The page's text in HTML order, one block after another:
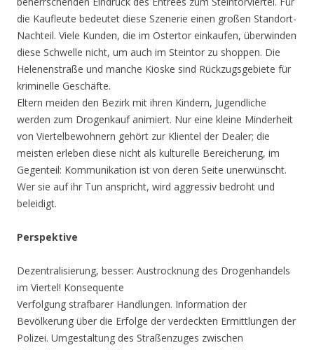
die Kaufleute bedeutet diese Szenerie einen großen Standort-
Nachteil. Viele Kunden, die im Ostertor einkaufen, überwinden
diese Schwelle nicht, um auch im Steintor zu shoppen. Die
Helenenstraße und manche Kioske sind Rückzugsgebiete für
kriminelle Geschäfte.
Eltern meiden den Bezirk mit ihren Kindern, Jugendliche
werden zum Drogenkauf animiert. Nur eine kleine Minderheit
von Viertelbewohnern gehört zur Klientel der Dealer; die
meisten erleben diese nicht als kulturelle Bereicherung, im
Gegenteil: Kommunikation ist von deren Seite unerwünscht.
Wer sie auf ihr Tun anspricht, wird aggressiv bedroht und
beleidigt.
Perspektive
Dezentralisierung, besser: Austrocknung des Drogenhandels
im Viertel! Konsequente
Verfolgung strafbarer Handlungen. Information der
Bevölkerung über die Erfolge der verdeckten Ermittlungen der
Polizei. Umgestaltung des Straßenzuges zwischen